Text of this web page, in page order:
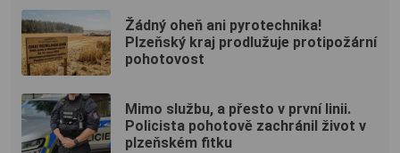
Žádný oheň ani pyrotechnika!
Plzeňský kraj prodlužuje protipožární
pohotovost
Mimo službu, a přesto v první linii.
Policista pohotově zachránil život v
plzeňském fitku